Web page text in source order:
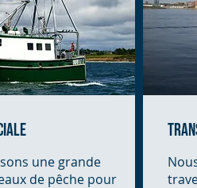
une grande
de pêche pour